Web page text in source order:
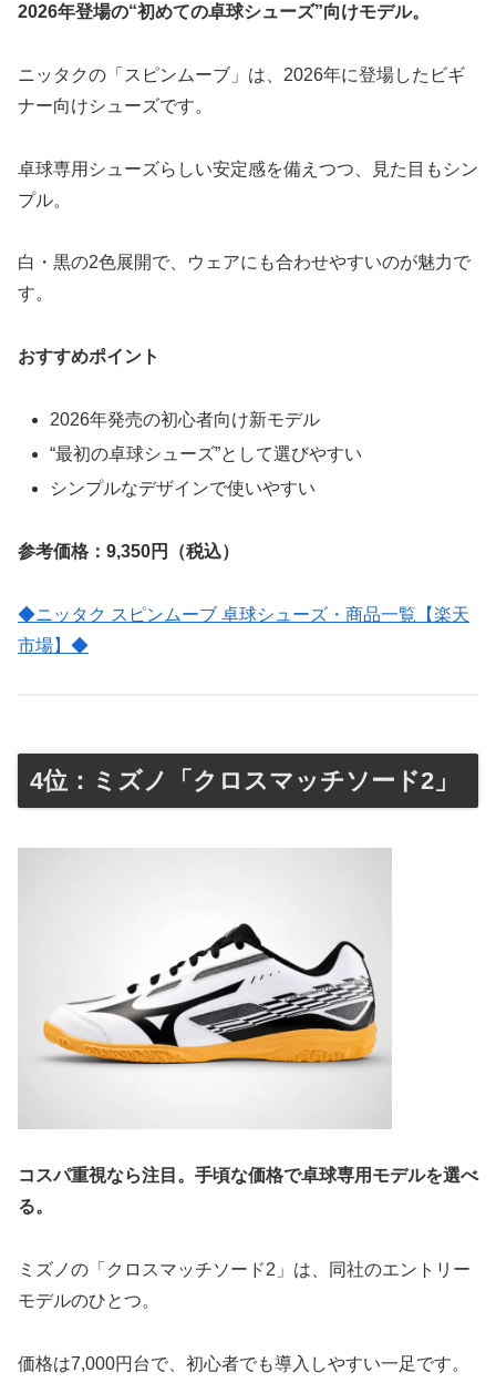
2026年登場の“初めての卓球シューズ”向けモデル。
ニッタクの「スピンムーブ」は、2026年に登場したビギ
ナー向けシューズです。
卓球専用シューズらしい安定感を備えつつ、見た目もシン
プル。
白・黒の2色展開で、ウェアにも合わせやすいのが魅力で
す。
おすすめポイント
2026年発売の初心者向け新モデル
“最初の卓球シューズ”として選びやすい
シンプルなデザインで使いやすい
参考価格：9,350円（税込）
◆ニッタク スピンムーブ 卓球シューズ・商品一覧【楽天
市場】◆
4位：ミズノ「クロスマッチソード2」
コスパ重視なら注目。手頃な価格で卓球専用モデルを選べ
る。
ミズノの「クロスマッチソード2」は、同社のエントリー
モデルのひとつ。
価格は7,000円台で、初心者でも導入しやすい一足です。